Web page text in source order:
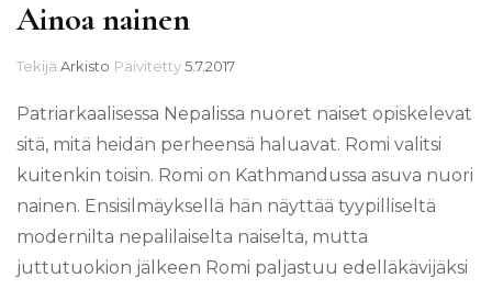
Ainoa nainen
Tekijä Arkisto Päivitetty5.7.2017
Patriarkaalisessa Nepalissa nuoret naiset opiskelevat
sitä, mitä heidän perheensä haluavat. Romi valitsi
kuitenkin toisin. Romi on Kathmandussa asuva nuori
nainen. Ensisilmäyksellä hän näyttää tyypilliseltä
modernilta nepalilaiselta naiselta, mutta
juttutuokion jälkeen Romi paljastuu edelläkävijäksi